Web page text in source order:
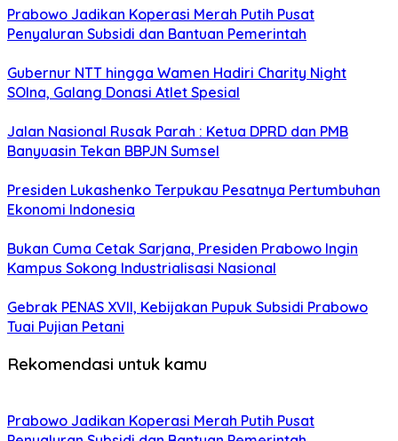
Prabowo Jadikan Koperasi Merah Putih Pusat
Penyaluran Subsidi dan Bantuan Pemerintah
Gubernur NTT hingga Wamen Hadiri Charity Night
SOIna, Galang Donasi Atlet Spesial
Jalan Nasional Rusak Parah : Ketua DPRD dan PMB
Banyuasin Tekan BBPJN Sumsel
Presiden Lukashenko Terpukau Pesatnya Pertumbuhan
Ekonomi Indonesia
Bukan Cuma Cetak Sarjana, Presiden Prabowo Ingin
Kampus Sokong Industrialisasi Nasional
Gebrak PENAS XVII, Kebijakan Pupuk Subsidi Prabowo
Tuai Pujian Petani
Rekomendasi untuk kamu
Prabowo Jadikan Koperasi Merah Putih Pusat